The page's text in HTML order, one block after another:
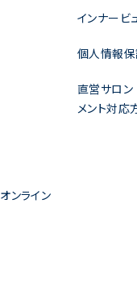
ンライン
インナービ
個人情報
直営サロン
メント対応